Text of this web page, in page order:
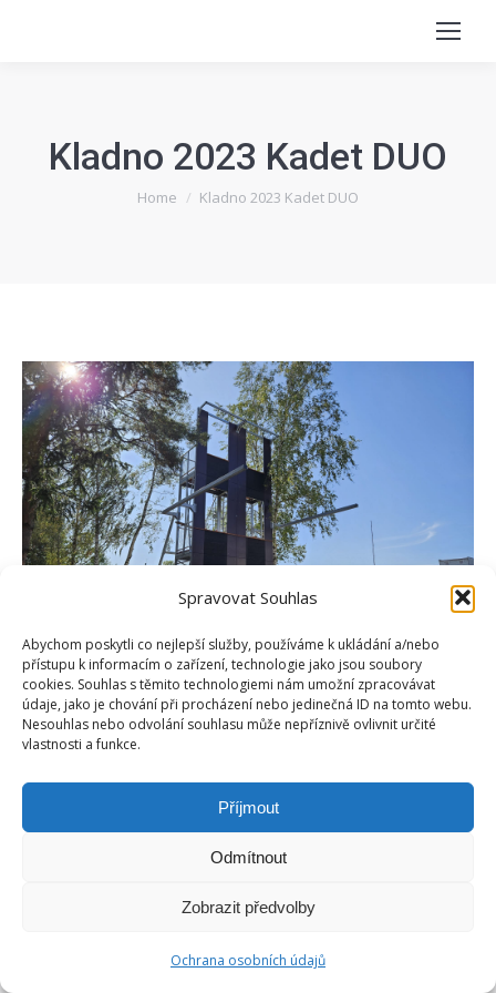
Spravovat Souhlas
Abychom poskytli co nejlepší služby, používáme k ukládání a/nebo
přístupu k informacím o zařízení, technologie jako jsou soubory
cookies. Souhlas s těmito technologiemi nám umožní zpracovávat
údaje, jako je chování při procházení nebo jedinečná ID na tomto webu.
Nesouhlas nebo odvolání souhlasu může nepříznivě ovlivnit určité
vlastnosti a funkce.
Příjmout
Odmítnout
Zobrazit předvolby
Ochrana osobních údajů
Kladno 2023 Kadet DUO
You are here:
Home Kladno 2023 Kadet DUO
Copyright © Weiron Dynamics, s.r.o. |
Footer-menu